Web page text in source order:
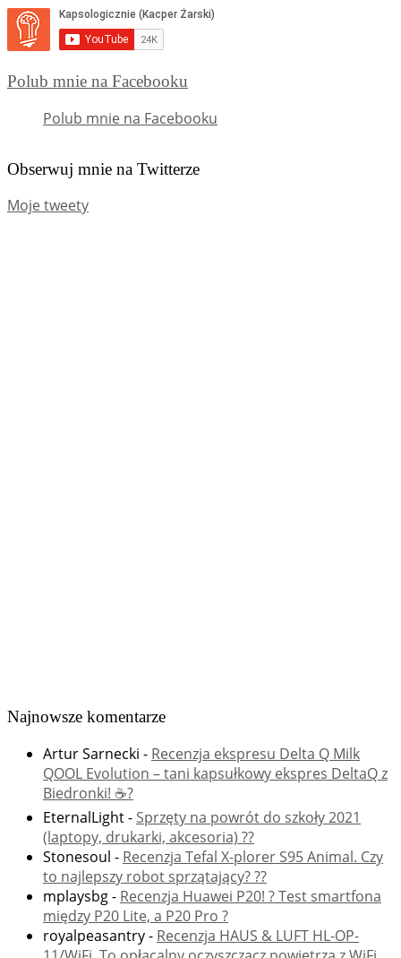
Polub mnie na Facebooku
Polub mnie na Facebooku
Obserwuj mnie na Twitterze
Moje tweety
Najnowsze komentarze
Artur Sarnecki - Recenzja ekspresu Delta Q Milk
QOOL Evolution – tani kapsułkowy ekspres DeltaQ z
Biedronki! ☕️?
EternalLight- Sprzęty na powrót do szkoły 2021
(laptopy, drukarki, akcesoria) ??
Stonesoul - Recenzja Tefal X-plorer S95 Animal. Czy
to najlepszy robot sprzątający? ??
mplaysbg- Recenzja Huawei P20! ? Test smartfona
między P20 Lite, a P20 Pro ?
royalpeasantry- Recenzja HAUS & LUFT HL-OP-